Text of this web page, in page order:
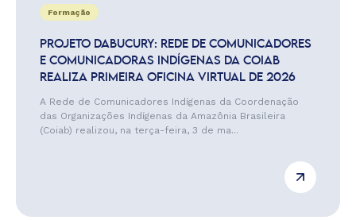
Formação
PROJETO DABUCURY: REDE DE COMUNICADORES
E COMUNICADORAS INDÍGENAS DA COIAB
REALIZA PRIMEIRA OFICINA VIRTUAL DE 2026
A Rede de Comunicadores Indígenas da Coordenação
das Organizações Indígenas da Amazônia Brasileira
(Coiab) realizou, na terça-feira, 3 de ma...